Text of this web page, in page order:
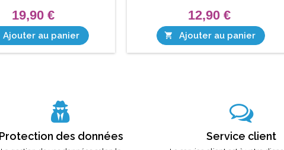
19,90 €
Ajouter au panier
12,90 €
 Ajouter au panier
Protection des données Service client